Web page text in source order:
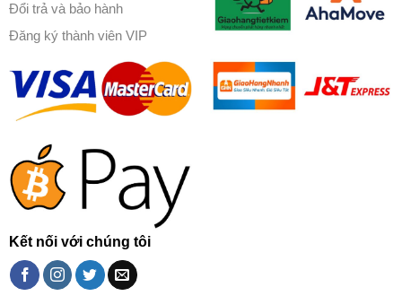
Đổi trả và bảo hành
Đăng ký thành viên VIP
Kết nối với chúng tôi